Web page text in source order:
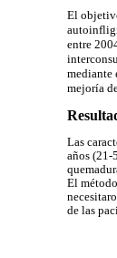
El
entre
mediante
mejoría
Las
años (21-
El
de las